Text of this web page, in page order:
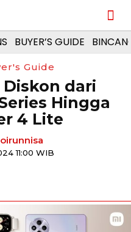
BUYER’S GUIDE
Guide
Diskon dari
Hingga
4 Lite
11:00 WIB